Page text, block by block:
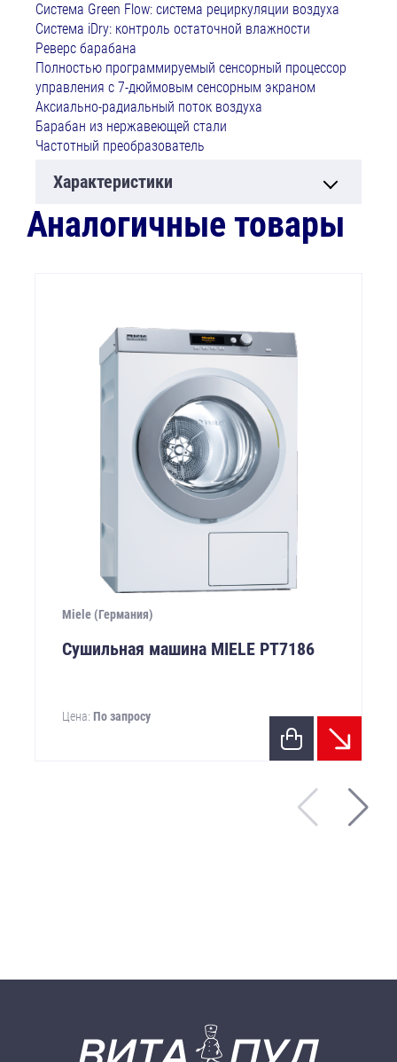
Система Green Flow: система рециркуляции воздуха
Система iDry: контроль остаточной влажности
Реверс барабана
Полностью программируемый сенсорный процессор
управления с 7-дюймовым сенсорным экраном
Аксиально-радиальный поток воздуха
Барабан из нержавеющей стали
Частотный преобразователь
Характеристики
Аналогичные товары
Miele (Германия)
Сушильная машина MIELE PТ7186
Цена: По запросу